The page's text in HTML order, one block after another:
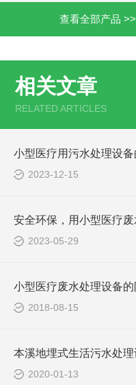
查看全部产品 >>
相关文章
RELATED ARTICLES
2023-12-15
2023-05-29
2018-08-15
2020-01-13